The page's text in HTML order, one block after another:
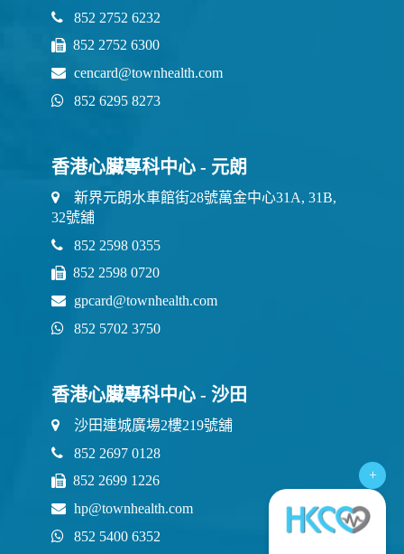
+
852 2752 6232
852 2752 6300
cencard@townhealth.com
852 6295 8273
香港心臟專科中心 - 元朗
新界元朗水車館街28號萬金中心31A, 31B,
32號舖
852 2598 0355
852 2598 0720
gpcard@townhealth.com
852 5702 3750
香港心臟專科中心 - 沙田
沙田連城廣場2樓219號舖
852 2697 0128
852 2699 1226
hp@townhealth.com
852 5400 6352